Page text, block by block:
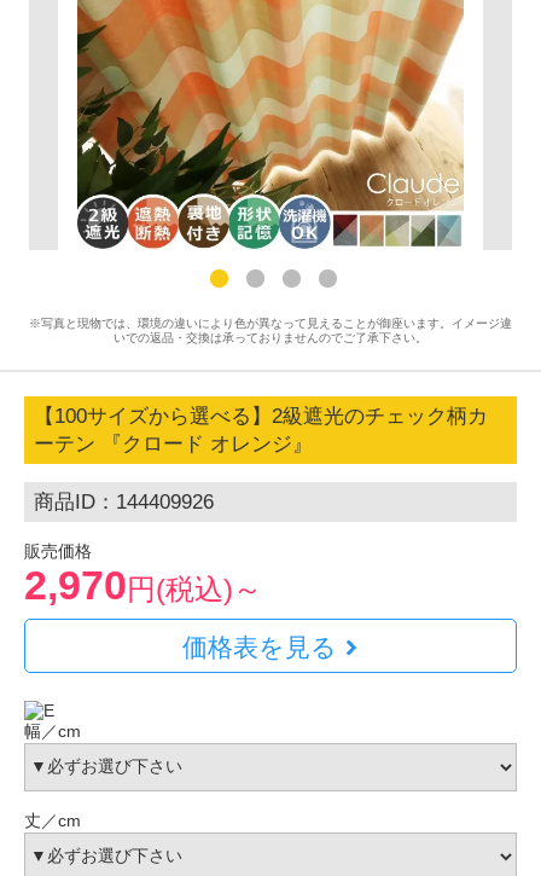
※写真と現物では、環境の違いにより色が異なって見えることが御座います。イメージ違
いでの返品・交換は承っておりませんのでご了承下さい。
【100サイズから選べる】2級遮光のチェック柄カ
ーテン 『クロード オレンジ』
商品ID：144409926
販売価格
2,970円(税込)～
価格表を見る
幅／cm
丈／cm